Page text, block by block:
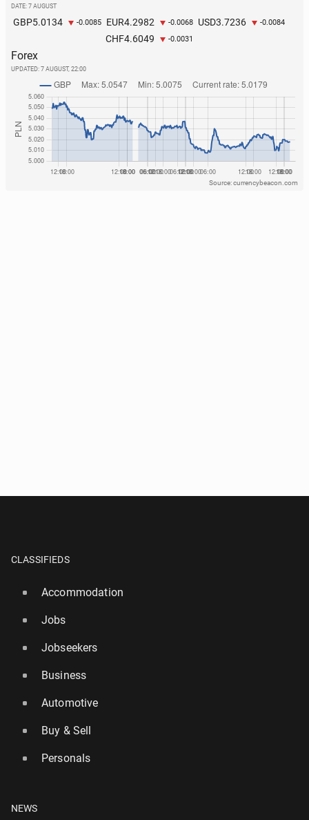
DATE: 7 AUGUST
GBP5.0134 -0.0085 EUR4.2982 -0.0068 USD3.7236 -0.0084
CHF4.6049 -0.0031
Forex
UPDATED: 7 AUGUST, 22:00
Source: currencybeacon.com
CLASSIFIEDS
Accommodation
Jobs
Jobseekers
Business
Automotive
Buy & Sell
Personals
NEWS